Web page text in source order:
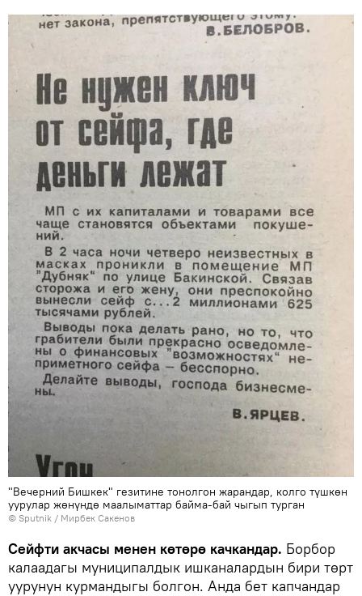
"Вечерний Бишкек" гезитине тонолгон жарандар, колго түшкөн
уурулар жөнүндө маалыматтар байма-бай чыгып турган
© Sputnik / Мирбек Сакенов
Сейфти акчасы менен көтөрө качкандар. Борбор
калаадагы муниципалдык ишканалардын бири төрт
уурунун курмандыгы болгон. Анда бет капчандар